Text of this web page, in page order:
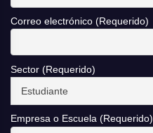
Correo electrónico (Requerido)
Sector (Requerido)
Empresa o Escuela (Requerido)